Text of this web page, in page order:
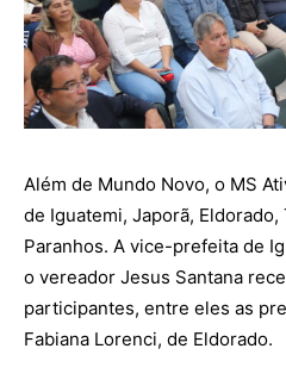
Além de Mundo Novo, o MS
de Iguatemi, Japorã, Eldorado,
Paranhos. A vice-prefeita de
o vereador Jesus Santana
participantes, entre eles as
Fabiana Lorenci, de Eldorado.